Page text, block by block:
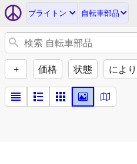
ブライトン 自転車部品
+ 価格 状態 によ